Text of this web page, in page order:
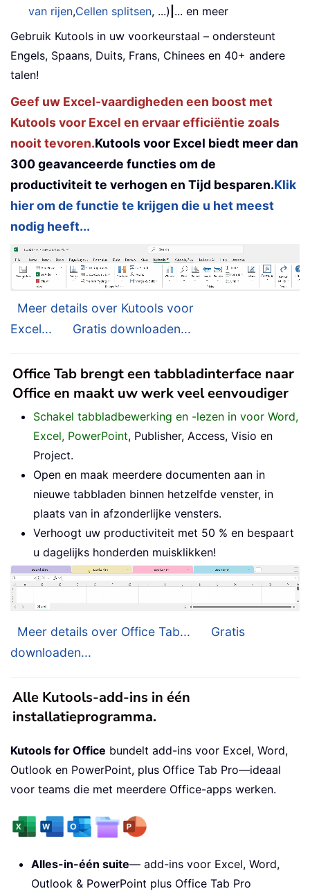
van rijen,Cellen splitsen, ...) ... en meer
Gebruik Kutools in uw voorkeurstaal – ondersteunt
Engels, Spaans, Duits, Frans, Chinees en 40+ andere
talen!
Geef uw Excel-vaardigheden een boost met
Kutools voor Excel en ervaar efficiëntie zoals
nooit tevoren.Kutools voor Excel biedt meer dan
300 geavanceerde functies om de
productiviteit te verhogen en Tijd besparen.Klik
hier om de functie te krijgen die u het meest
nodig heeft...
Meer details over Kutools voor
Excel...
Gratis downloaden...
Office Tab brengt een tabbladinterface naar
Office en maakt uw werk veel eenvoudiger
Schakel tabbladbewerking en -lezen in voor Word,
Excel, PowerPoint, Publisher, Access, Visio en
Project.
Open en maak meerdere documenten aan in
nieuwe tabbladen binnen hetzelfde venster, in
plaats van in afzonderlijke vensters.
Verhoogt uw productiviteit met 50 % en bespaart
u dagelijks honderden muisklikken!
Meer details over Office Tab...
Gratis
downloaden...
Alle Kutools-add-ins in één
installatieprogramma.
Kutools for Office bundelt add-ins voor Excel, Word,
Outlook en PowerPoint, plus Office Tab Pro—ideaal
voor teams die met meerdere Office-apps werken.
Alles-in-één suite— add-ins voor Excel, Word,
Outlook & PowerPoint plus Office Tab Pro